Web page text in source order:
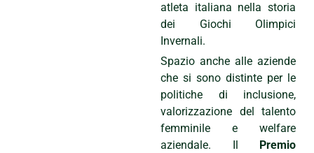
atleta italiana nella storia
dei Giochi Olimpici
Invernali.
Spazio anche alle aziende
che si sono distinte per le
politiche di inclusione,
valorizzazione del talento
femminile e welfare
aziendale. Il Premio